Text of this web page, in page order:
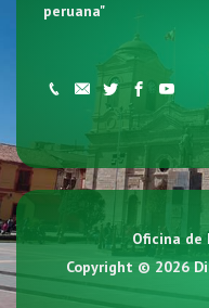
peruana"
Oficina
Copyright © 2026